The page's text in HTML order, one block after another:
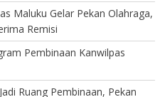
Maluku Gelar Pekan Olahraga,
Remisi
Pembinaan Kanwilpas
Ruang Pembinaan, Pekan